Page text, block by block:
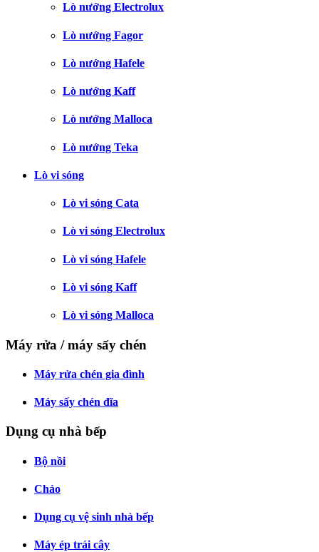
Lò nướng Electrolux
Lò nướng Fagor
Lò nướng Hafele
Lò nướng Kaff
Lò nướng Malloca
Lò nướng Teka
Lò vi sóng
Lò vi sóng Cata
Lò vi sóng Electrolux
Lò vi sóng Hafele
Lò vi sóng Kaff
Lò vi sóng Malloca
Máy rửa / máy sấy chén
Máy rửa chén gia đình
Máy sấy chén đĩa
Dụng cụ nhà bếp
Bộ nồi
Chảo
Dụng cụ vệ sinh nhà bếp
Máy ép trái cây